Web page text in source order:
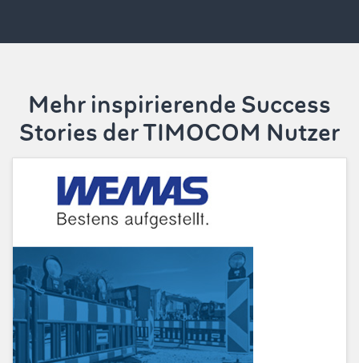
Mehr inspirierende Success
Stories der TIMOCOM Nutzer